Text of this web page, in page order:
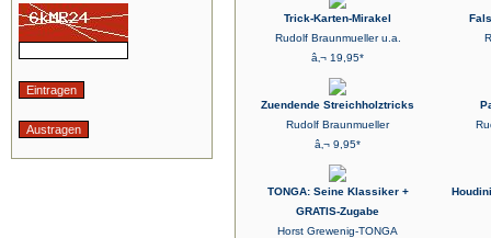
Trick-Karten-Mirakel
Rudolf Braunmueller u.a.
â‚¬ 19,95*
Zuendende Streichholztricks
Rudolf Braunmueller
â‚¬ 9,95*
TONGA: Seine Klassiker +
GRATIS-Zugabe
Horst Grewenig-TONGA